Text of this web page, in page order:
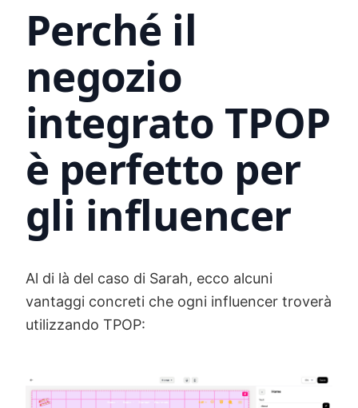
Perché il
negozio
integrato TPOP
è perfetto per
gli influencer
Al di là del caso di Sarah, ecco alcuni
vantaggi concreti che ogni influencer troverà
utilizzando TPOP: